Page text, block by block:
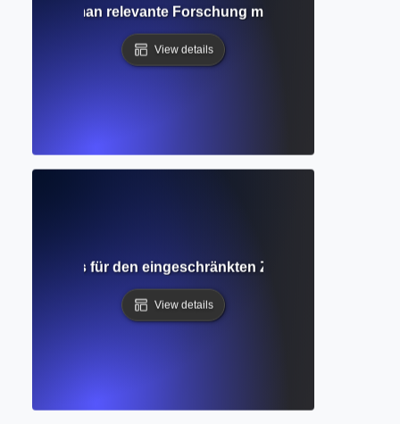
Wie man relevante Forschung mit intelligenten
View details
Verständnis für den eingeschränkten Zugang zu
View details